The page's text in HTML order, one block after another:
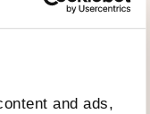
and ads,